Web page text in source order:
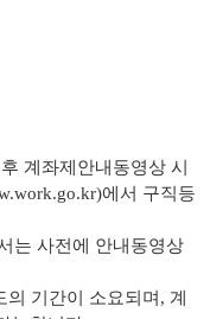
계좌제안내동영상 시
에서 구직등
는 사전에 안내동영상
기간이 소요되며, 계